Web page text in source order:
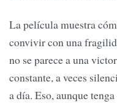
La película muestra
convivir con una
no se parece a una
constante, a veces
a día. Eso, aunque